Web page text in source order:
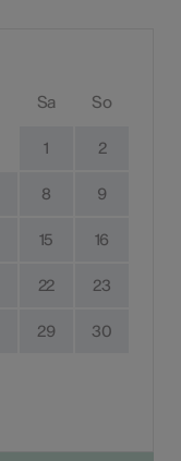
Sa So
1 2
8 9
15 16
22 23
29 30